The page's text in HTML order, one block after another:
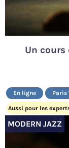
Un
En ligne Paris
Aussi pour les
MODERN JAZZ